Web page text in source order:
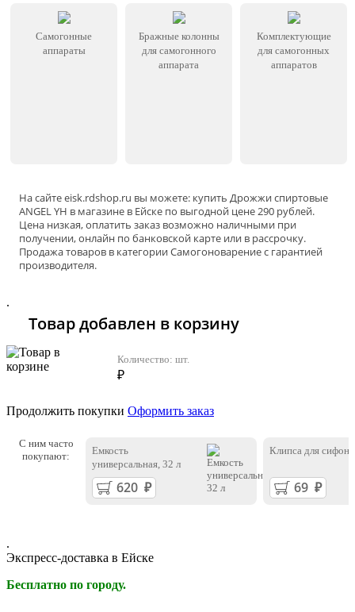
Самогонные
аппараты
Бражные колонны
для самогонного
аппарата
Комплектующие
для самогонных
аппаратов
На сайтеeisk.rdshop.ru вы можете: купить Дрожжи спиртовые
ANGEL YH в магазине в Ейскe по выгодной цене 290 рублей.
Цена низкая, оплатить заказ возможно наличными при
получении, онлайн по банковской карте или в рассрочку.
Продажа товаров в категорииСамогоноварениес гарантией
производителя.
.
Товар добавлен в корзину
Количество: шт.
₽
Продолжить покупки Оформить заказ
С ним часто
покупают:
Емкость
универсальная, 32 л
Клипса для сифона
.
Экспресс-доставка в Ейскe
Бесплатно по городу.